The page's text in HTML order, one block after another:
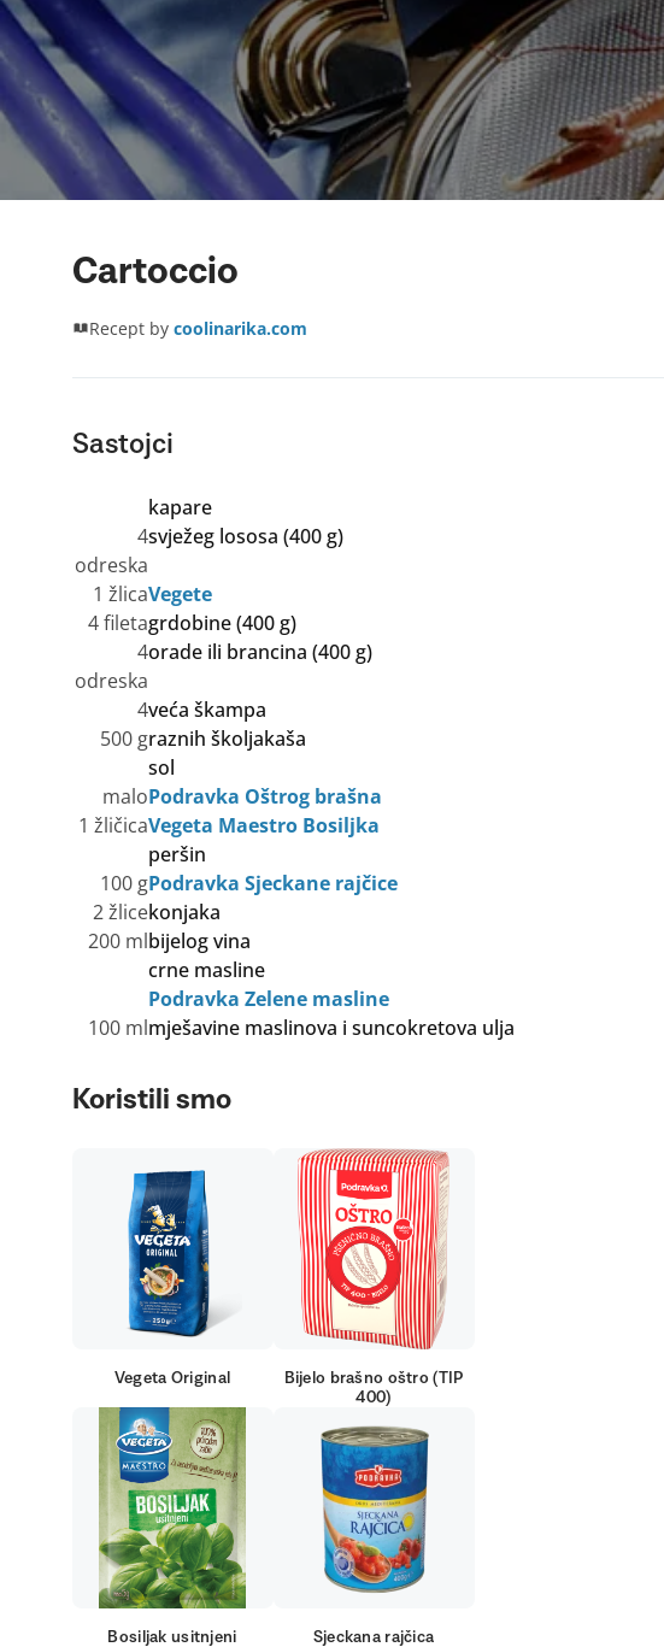
Cartoccio
Recept by coolinarika.com
Sastojci
kapare
4
odreska
svježeg lososa (400 g)
1 žlicaVegete
4 filetagrdobine (400 g)
4
odreska
orade ili brancina (400 g)
4veća škampa
500 graznih školjakaša
sol
maloPodravka Oštrog brašna
1 žličicaVegeta Maestro Bosiljka
peršin
100 gPodravka Sjeckane rajčice
2 žlicekonjaka
200 mlbijelog vina
crne masline
Podravka Zelene masline
100 mlmješavine maslinova i suncokretova ulja
Koristili smo
Vegeta Original
Bijelo brašno oštro (TIP
400)
Bosiljak usitnjeni Sjeckana rajčica